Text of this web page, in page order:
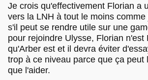
Je crois qu'effectivement Florian a
vers la LNH à tout le moins
s'il peut se rendre utile sur une
pour rejoindre Ulysse, Florian n'est
qu'Arber est et il devra éviter
trop à ce niveau parce que ça peut
que l'aider.